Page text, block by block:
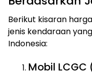
Berikut kisaran
jenis kendaraan
Indonesia:
Mobil